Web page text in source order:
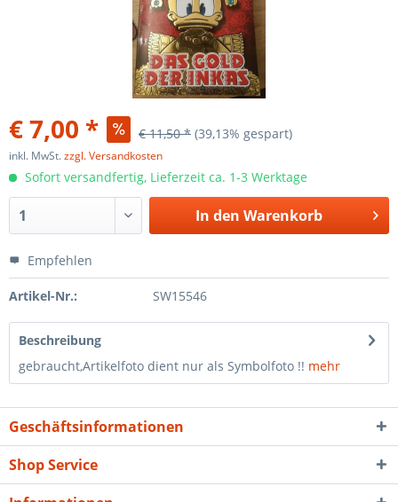
€ 7,00 * € 11,50 * (39,13% gespart)
inkl. MwSt.zzgl. Versandkosten
Sofort versandfertig, Lieferzeit ca. 1-3 Werktage
In den Warenkorb
Empfehlen
Artikel-Nr.: SW15546
Beschreibung
gebraucht,Artikelfoto dient nur als Symbolfoto !! mehr
Geschäftsinformationen
Shop Service